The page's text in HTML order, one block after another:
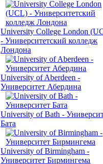
University College London
- Университетский колледж
Лондона
University of Aberdeen -
Университет Абердина
University of Bath -
Бата
University of Birmingham -
Университет Бирмингема